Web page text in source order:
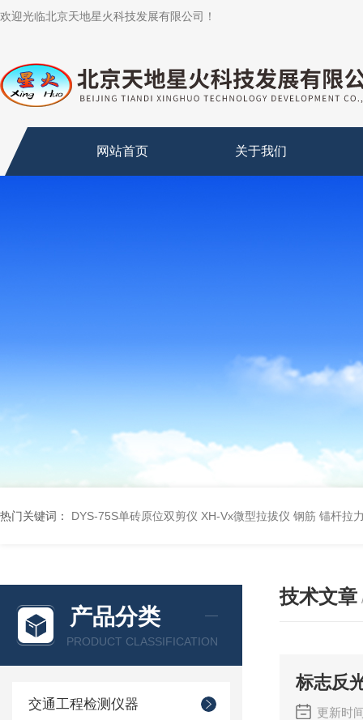
欢迎光临北京天地星火科技发展有限公司！
网站首页 关于我们
热门关键词： DYS-75S单砖原位双剪仪 XH-Vx微型拉拔仪 钢筋 锚杆拉
产品分类
PRODUCT CLASSIFICATION
交通工程检测仪器
技术文章
标志反
更新时